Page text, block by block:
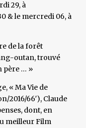
29, à
& le mercredi 06, à
de la forêt
outan, trouvé
père … »
« Ma Vie de
2016/66′), Claude
dont, en
meilleur Film